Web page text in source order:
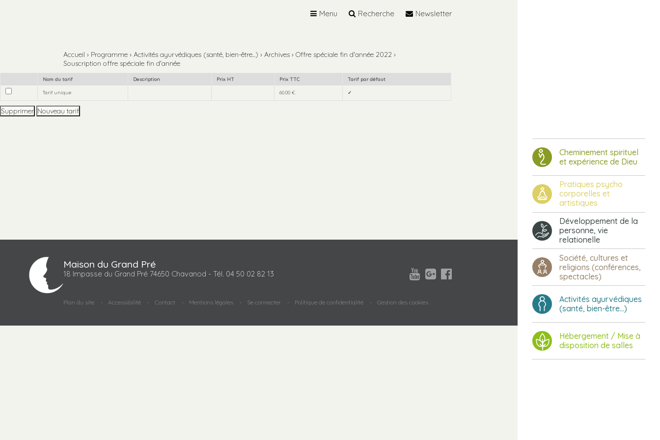
Cheminement spirituel
et expérience de Dieu
Pratiques psycho
corporelles et
artistiques
Développement de la
personne, vie
relationelle
Société, cultures et
religions (conférences,
spectacles)
Activités ayurvédiques
(santé, bien-être...)
Hébergement / Mise à
disposition de salles
Menu Recherche Newsletter
Accueil › Programme › Activités ayurvédiques (santé, bien-être...) › Archives › Offre spéciale fin d'année 2022 ›
Souscription offre spéciale fin d'année
Nom du tarif Description Prix HT Prix TTC Tarif par défaut
Tarif unique 60.00 € ✓
Maison du Grand Pré
18 Impasse du Grand Pré 74650 Chavanod - Tél. 04 50 02 82 13 


Plan du site Accessibilité Contact Mentions légales Se connecter Politique de confidentialité Gestion des cookies